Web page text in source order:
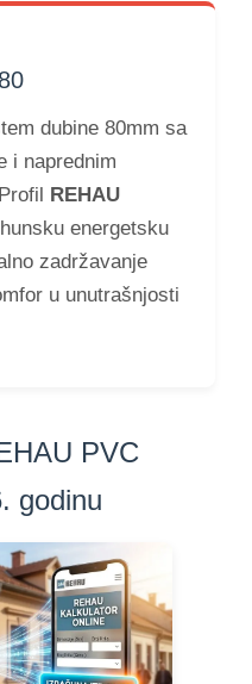
dubine 80mm sa
i naprednim
REHAU
energetsku
zadržavanje
u unutrašnjosti
PVC
godinu